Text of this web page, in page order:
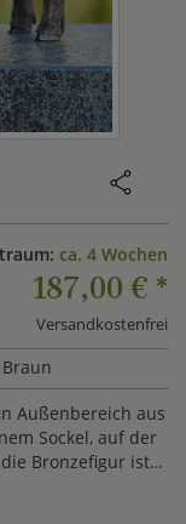
ca. 4 Wochen
187,00 € *
Versandkostenfrei
Außenbereich aus
Sockel, auf der
Bronzefigur ist